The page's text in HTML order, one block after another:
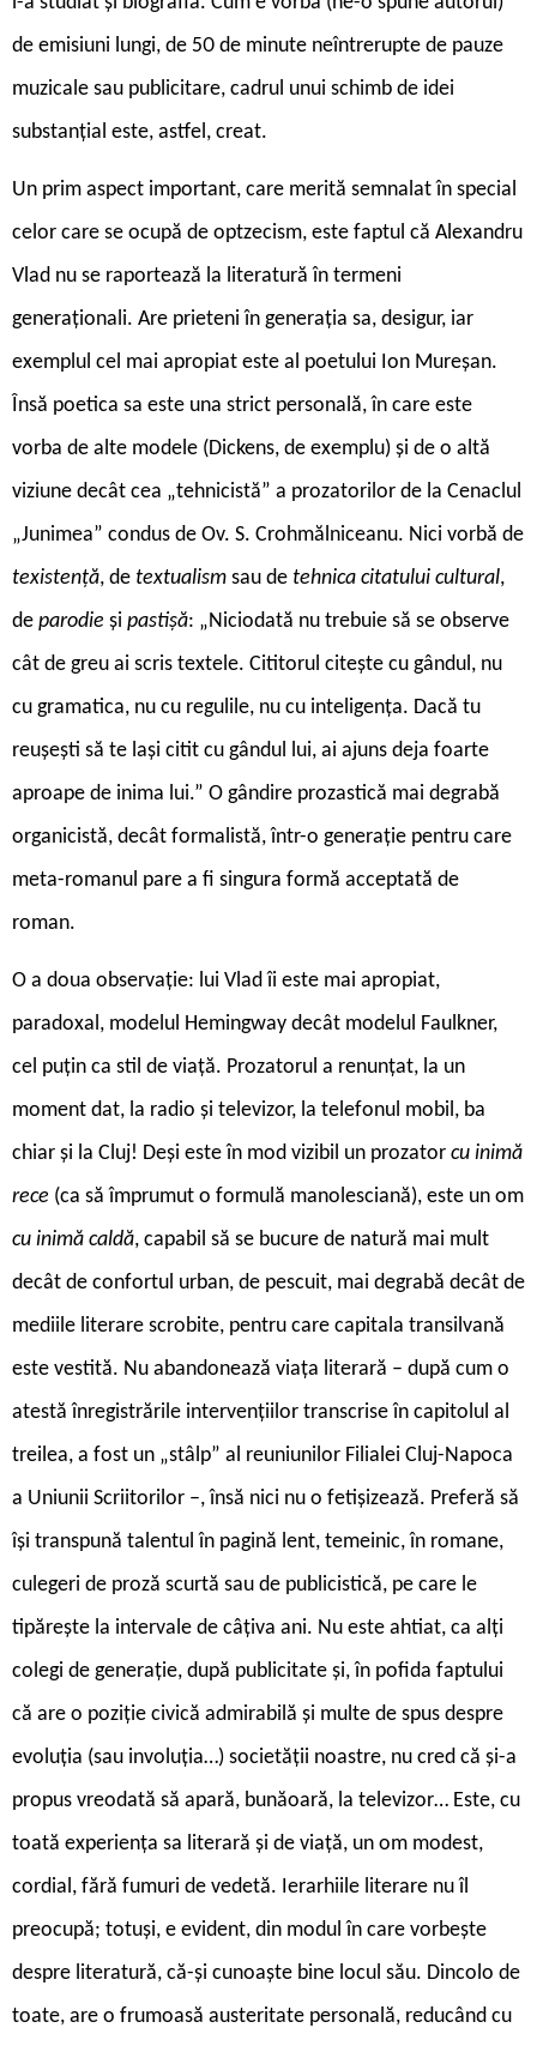
de emisiuni lungi, de 50 de minute neîntrerupte de pauze
muzicale sau publicitare, cadrul unui schimb de idei
substanțial este, astfel, creat.
Un prim aspect important, care merită semnalat în special
celor care se ocupă de optzecism, este faptul că Alexandru
Vlad nu se raportează la literatură în termeni
generaționali. Are prieteni în generația sa, desigur, iar
exemplul cel mai apropiat este al poetului Ion Mureșan.
Însă poetica sa este una strict personală, în care este
vorba de alte modele (Dickens, de exemplu) și de o altă
viziune decât cea „tehnicistă” a prozatorilor de la Cenaclul
„Junimea” condus de Ov. S. Crohmălniceanu. Nici vorbă de
texistență, de textualism sau de tehnica citatului cultural,
de parodie și pastișă: „Niciodată nu trebuie să se observe
cât de greu ai scris textele. Cititorul citește cu gândul, nu
cu gramatica, nu cu regulile, nu cu inteligența. Dacă tu
reușești să te lași citit cu gândul lui, ai ajuns deja foarte
aproape de inima lui.” O gândire prozastică mai degrabă
organicistă, decât formalistă, într-o generație pentru care
meta-romanul pare a fi singura formă acceptată de
roman.
O a doua observație: lui Vlad îi este mai apropiat,
paradoxal, modelul Hemingway decât modelul Faulkner,
cel puțin ca stil de viață. Prozatorul a renunțat, la un
moment dat, la radio și televizor, la telefonul mobil, ba
chiar și la Cluj! Deși este în mod vizibil un prozator cu inimă
rece (ca să împrumut o formulă manolesciană), este un om
cu inimă caldă, capabil să se bucure de natură mai mult
decât de confortul urban, de pescuit, mai degrabă decât de
mediile literare scrobite, pentru care capitala transilvană
este vestită. Nu abandonează viața literară – după cum o
atestă înregistrările intervențiilor transcrise în capitolul al
treilea, a fost un „stâlp” al reuniunilor Filialei Cluj-Napoca
a Uniunii Scriitorilor –, însă nici nu o fetișizează. Preferă să
își transpună talentul în pagină lent, temeinic, în romane,
culegeri de proză scurtă sau de publicistică, pe care le
tipărește la intervale de câțiva ani. Nu este ahtiat, ca alți
colegi de generație, după publicitate și, în pofida faptului
că are o poziție civică admirabilă și multe de spus despre
evoluția (sau involuția…) societății noastre, nu cred că și-a
propus vreodată să apară, bunăoară, la televizor… Este, cu
toată experiența sa literară și de viață, un om modest,
cordial, fără fumuri de vedetă. Ierarhiile literare nu îl
preocupă; totuși, e evident, din modul în care vorbește
despre literatură, că-și cunoaște bine locul său. Dincolo de
toate, are o frumoasă austeritate personală, reducând cu